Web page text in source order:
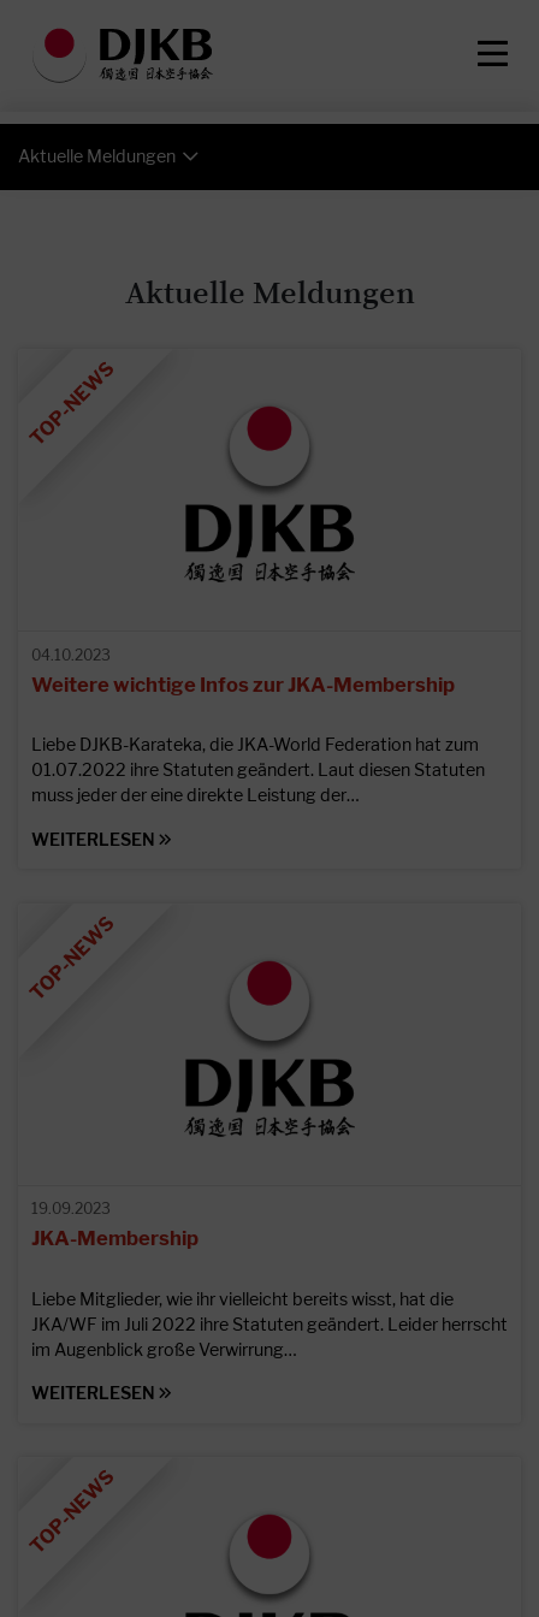
Aktuelle Meldungen
Aktuelle Meldungen
04.10.2023
Weitere wichtige Infos zur JKA-Membership
Liebe DJKB-Karateka, die JKA-World Federation hat zum
01.07.2022 ihre Statuten geändert. Laut diesen Statuten
muss jeder der eine direkte Leistung der…
WEITERLESEN
19.09.2023
JKA-Membership
Liebe Mitglieder, wie ihr vielleicht bereits wisst, hat die
JKA/WF im Juli 2022 ihre Statuten geändert. Leider herrscht
im Augenblick große Verwirrung…
WEITERLESEN